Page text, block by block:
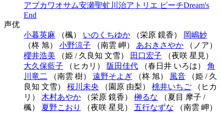
アブカワオサム安瀬聖虻川治アトリエ ピーチDream's
End
声优
小暮英麻 （楓） いのくちゆか （栄原 鏡香）
岡嶋妙
（柊 旭） 小野涼子 （南雲 岬） あおきさやか （ノア）
櫻井浩美 （姫 / 久良知 文雪） 田口宏子 （夜咲 星見）
大久保藍子 （ヒカリ） 阪田佳代 （春日井 いろは） 角
川竜二
（南雲 樹） 遠野そよぎ （柊 旭） 風音 （姫 / 久
良知 文雪） 桜川未央 （園原 由梨） 桃井いちご （ヒカ
リ） 木村あやか （栄原 鏡香） 榊るな （夏目 摩子 /
楓） 夏野こおり （夜咲 星見） 五行なずな （南雲 岬）